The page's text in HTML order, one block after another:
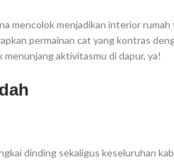
mencolok menjadikan interior
permainan cat yang kontras
aktivitasmu di dapur, ya!
dinding sekaligus keseluruhan